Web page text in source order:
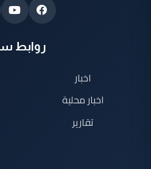
روابط
اخبار
اخبار محلية
تقارير